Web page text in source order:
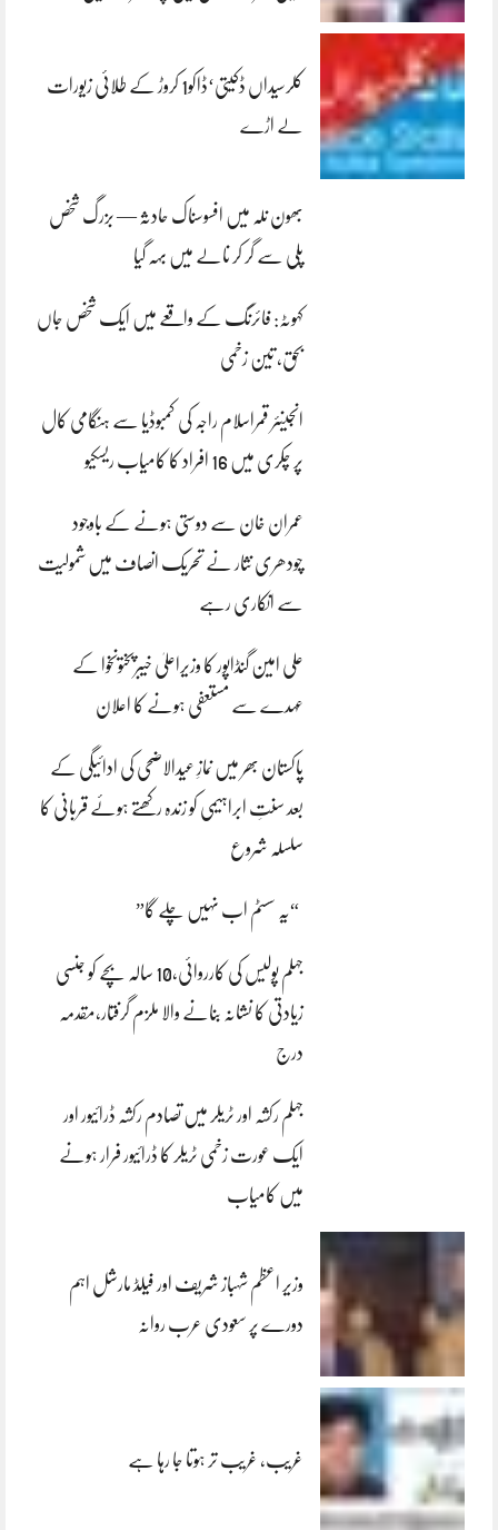
کلرسیداں ڈکیتی‘ڈاکو1 کروڑ کے طلائی زیورات
لے اڑے
بھون نلہ میں افسوسناک حادثہ — بزرگ شخص
پلی سے گر کر نالے میں بہہ گیا
کہوٹہ: فائرنگ کے واقعے میں ایک شخص جاں
بحق، تین زخمی
انجینئر قمراسلام راجہ کی کمبوڈیا سے ہنگامی کال
پر چکری میں 16 افراد کا کامیاب ریسکیو
عمران خان سے دوستی ہونے کے باوجود
چودھری نثار نے تحریک انصاف میں شمولیت
سے انکاری رہے
علی امین گنڈاپور کا وزیراعلیٰ خیبرپختونخوا کے
عہدے سے مستعفی ہونے کا اعلان
پاکستان بھر میں نمازِ عیدالاضحی کی ادائیگی کے
بعد سنتِ ابراہیمی کو زندہ رکھتے ہوئے قربانی کا
سلسلہ شروع
“یہ سسٹم اب نہیں چلے گا”
جہلم پولیس کی کارروائی،10 سالہ بچے کو جنسی
زیادتی کا نشانہ بنانے والا ملزم گرفتار،مقدمہ
درج
جہلم رکشہ اور ٹریلر میں تصادم رکشہ ڈرائیور اور
ایک عورت زخمی ٹریلر کا ڈرائیور فرار ہونے
میں کامیاب
وزیر اعظم شہباز شریف اور فیلڈ مارشل اہم
دورے پر سعودی عرب روانہ
غریب، غریب تر ہوتا جا رہا ہے